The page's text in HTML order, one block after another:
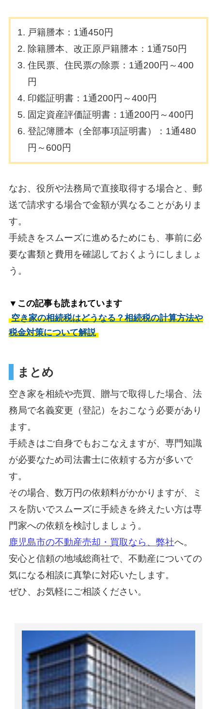
戸籍謄本：1通450円
除籍謄本、改正原戸籍謄本：1通750円
住民票、住民票の除票：1通200円～400
円
印鑑証明書：1通200円～400円
固定資産評価証明書：1通200円～400円
登記簿謄本（全部事項証明書）：1通480
円～600円
なお、役所や法務局で直接取得する場合と、郵
送で請求する場合で金額が異なることがありま
す。
手続きをスムーズに進めるためにも、事前に必
要な書類と費用を確認しておくようにしましょ
う。
▼この記事も読まれています
空き家の相続税はどうなる？相続税の計算方法や
税金対策について解説
まとめ
空き家を相続や売買、贈与で取得した場合、法
務局で名義変更（登記）をおこなう必要があり
ます。
手続きはご自身でもおこなえますが、専門知識
が必要なため司法書士に依頼する方が多いで
す。
その場合、数万円の依頼料がかかりますが、ミ
スを防いでスムーズに手続きを終えたい方は専
門家への依頼を検討しましょう。
鹿児島市の不動産売却・買取なら、弊社へ。
安心と信頼の地域総商社で、不動産についての
気になる相談に真摯に対応いたします。
ぜひ、お気軽にご相談ください。